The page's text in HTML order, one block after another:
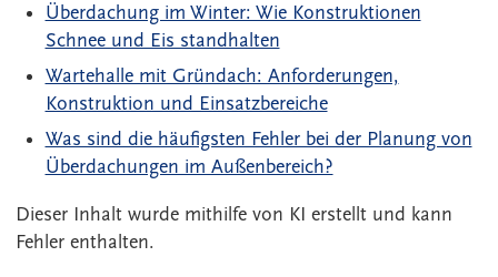
Überdachung im Winter: Wie Konstruktionen
Schnee und Eis standhalten
Wartehalle mit Gründach: Anforderungen,
Konstruktion und Einsatzbereiche
Was sind die häufigsten Fehler bei der Planung von
Überdachungen im Außenbereich?
Dieser Inhalt wurde mithilfe von KI erstellt und kann
Fehler enthalten.